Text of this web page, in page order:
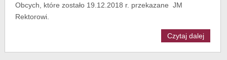
Obcych, które zostało 19.12.2018 r. przekazane JM
Rektorowi.
Czytaj dalej